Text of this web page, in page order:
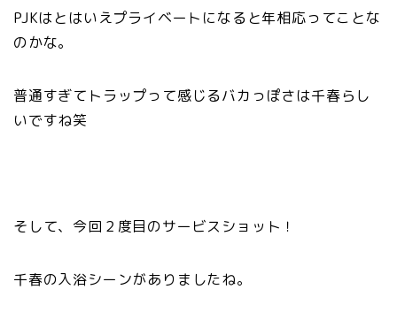
PJKはとはいえプライベートになると年相応ってことな
のかな。
普通すぎてトラップって感じるバカっぽさは千春らし
いですね笑
そして、今回２度目のサービスショット！
千春の入浴シーンがありましたね。